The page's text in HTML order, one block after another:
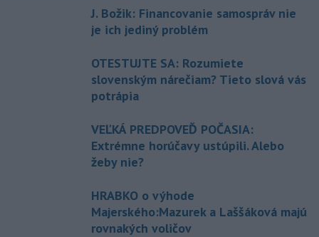
J. Božik: Financovanie samospráv nie
je ich jediný problém
OTESTUJTE SA: Rozumiete
slovenským nárečiam? Tieto slová vás
potrápia
VEĽKÁ PREDPOVEĎ POČASIA:
Extrémne horúčavy ustúpili. Alebo
žeby nie?
HRABKO o výhode
Majerského:Mazurek a Laššáková majú
rovnakých voličov